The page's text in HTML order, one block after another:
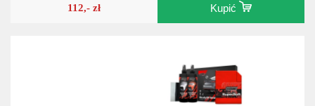
112,- zł Kupić